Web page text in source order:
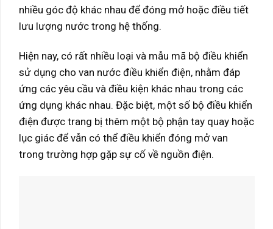
nhiều góc độ khác nhau để đóng mở hoặc điều tiết
lưu lượng nước trong hệ thống.
Hiện nay, có rất nhiều loại và mẫu mã bộ điều khiển
sử dụng cho van nước điều khiển điện, nhằm đáp
ứng các yêu cầu và điều kiện khác nhau trong các
ứng dụng khác nhau. Đặc biệt, một số bộ điều khiển
điện được trang bị thêm một bộ phận tay quay hoặc
lục giác để vẫn có thể điều khiển đóng mở van
trong trường hợp gặp sự cố về nguồn điện.